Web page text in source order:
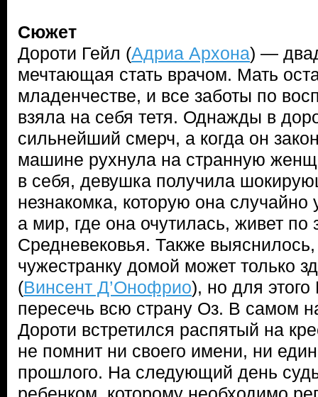
Сюжет
Дороти Гейл (Адриа Архона) —
мечтающая стать врачом. Мать
младенчестве, и все заботы по
взяла на себя тетя. Однажды в
сильнейший смерч, а когда он
машине рухнула на странную
в себя, девушка получила
незнакомка, которую она
а мир, где она очутилась, живет по
Средневековья. Также выяснилось,
чужестранку домой может только
(Винсент Д’Онофрио), но для
пересечь всю страну Оз. В самом
Дороти встретился распятый на
не помнит ни своего имени, ни
прошлого. На следующий день